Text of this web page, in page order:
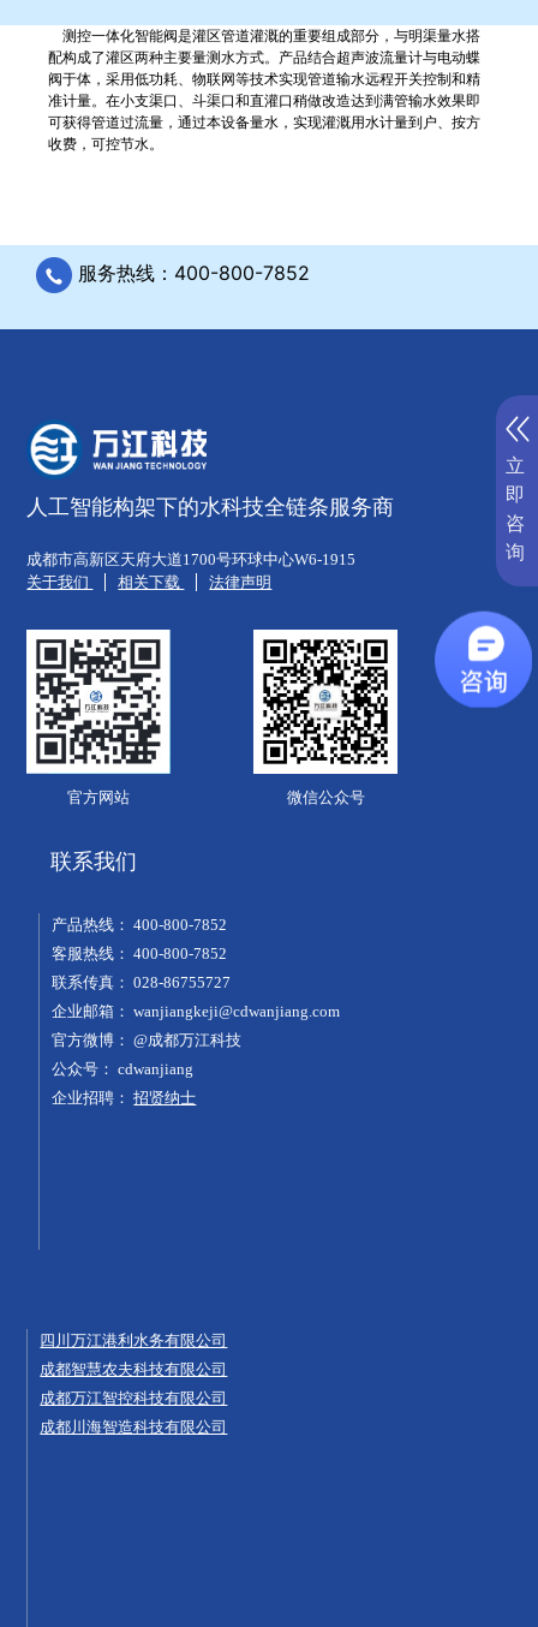
立
即
咨
询
测控一体化智能阀是灌区管道灌溉的重要组成部分，与明渠量水搭
配构成了灌区两种主要量测水方式。产品结合超声波流量计与电动蝶
阀于体，采用低功耗、物联网等技术实现管道输水远程开关控制和精
准计量。在小支渠口、斗渠口和直灌口稍做改造达到满管输水效果即
可获得管道过流量，通过本设备量水，实现灌溉用水计量到户、按方
收费，可控节水。
服务热线：400-800-7852
人工智能构架下的水科技全链条服务商
成都市高新区天府大道1700号环球中心W6-1915
关于我们
相关下载 法律声明
官方网站 微信公众号
联系我们
产品热线：400-800-7852
客服热线：400-800-7852
联系传真：028-86755727
企业邮箱：wanjiangkeji@cdwanjiang.com
官方微博：@成都万江科技
公众号：cdwanjiang
企业招聘：招贤纳士
四川万江港利水务有限公司
成都智慧农夫科技有限公司
成都万江智控科技有限公司
成都川海智造科技有限公司